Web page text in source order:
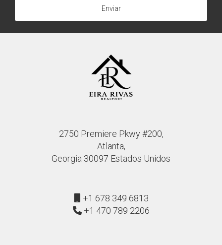
No dudes en explorar tus opciones educativas en
Tennessee y recuerda que estoy aquí para ayudarte
a hacer realidad tus sueños académicos y
Enviar
2750 Premiere Pkwy #200,
Atlanta,
Georgia 30097 Estados Unidos
+1 678 349 6813
+1 470 789 2206